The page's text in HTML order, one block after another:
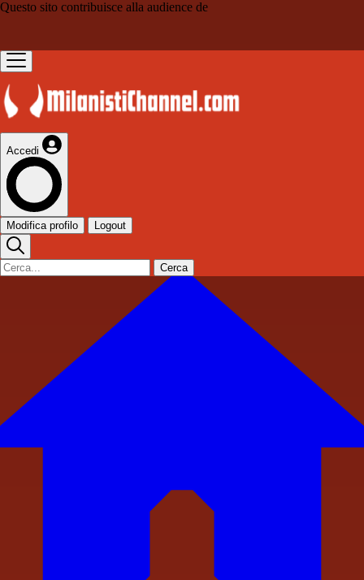
Questo sito contribuisce alla audience de
Accedi
Modifica profilo Logout
Cerca